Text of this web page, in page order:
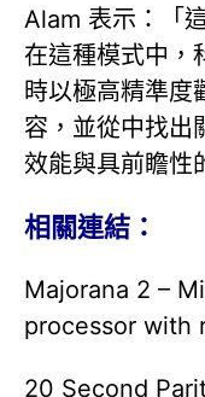
Alam 表示：「
在這種模式中，
時以極高精準度
容，並從中找出
效能與具前瞻性
相關連結：
Majorana 2 –
processor with
20 Second